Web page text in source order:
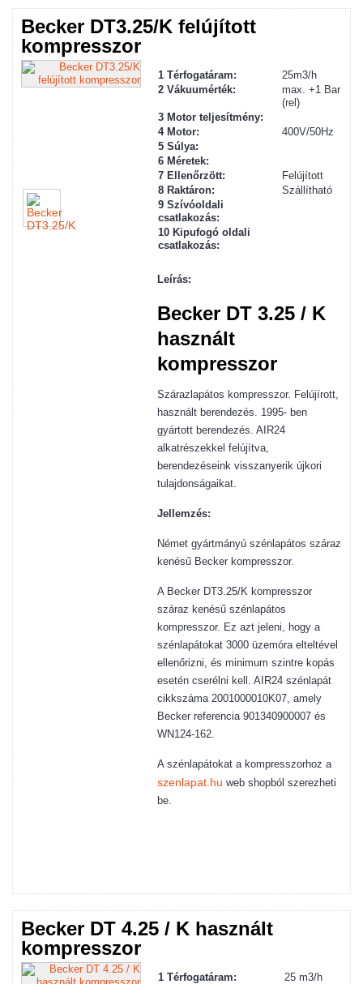
Becker DT3.25/K felújított
kompresszor
1 Térfogatáram:
25m3/h
2 Vákuumérték:
max. +1 Bar
(rel)
3 Motor teljesítmény:
4 Motor:
400V/50Hz
5 Súlya:
6 Méretek:
7 Ellenőrzött:
Felújított
8 Raktáron:
Szállítható
9 Szívóoldali
csatlakozás:
10 Kipufogó oldali
csatlakozás:
Leírás:
Becker DT 3.25 / K
használt
kompresszor
Szárazlapátos kompresszor. Felújírott,
használt berendezés. 1995- ben
gyártott berendezés. AIR24
alkatrészekkel felújítva,
berendezéseink visszanyerik újkori
tulajdonságaikat.
Jellemzés:
Német gyártmányú szénlapátos száraz
kenésű Becker kompresszor.
A Becker DT3.25/K kompresszor
száraz kenésű szénlapátos
kompresszor. Ez azt jeleni, hogy a
szénlapátokat 3000 üzemóra elteltével
ellenőrizni, és minimum szintre kopás
esetén cserélni kell. AIR24 szénlapát
cikkszáma 2001000010K07, amely
Becker referencia 901340900007 és
WN124-162.
A szénlapátokat a kompresszorhoz a
szenlapat.hu web shopból szerezheti
be.
Becker DT 4.25 / K használt
kompresszor
1 Térfogatáram:
25 m3/h